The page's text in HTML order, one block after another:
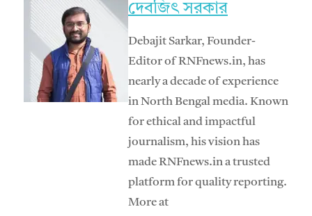
দেবজিৎ সরকার
Debajit Sarkar, Founder-
Editor of RNFnews.in, has
nearly a decade of experience
in North Bengal media. Known
for ethical and impactful
journalism, his vision has
made RNFnews.in a trusted
platform for quality reporting.
More at